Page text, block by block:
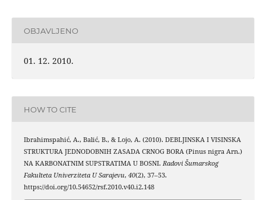
OBJAVLJENO
01. 12. 2010.
HOW TO CITE
Ibrahimspahić, A., Balić, B., & Lojo, A. (2010). DEBLJINSKA I VISINSKA
STRUKTURA JEDNODOBNIH ZASADA CRNOG BORA (Pinus nigra Arn.)
NA KARBONATNIM SUPSTRATIMA U BOSNI. Radovi Šumarskog
Fakulteta Univerziteta U Sarajevu, 40(2), 37–53.
https://doi.org/10.54652/rsf.2010.v40.i2.148